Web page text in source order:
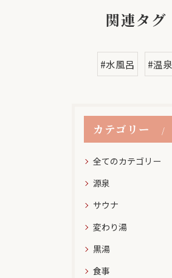
関連タグ
#水風呂 #温泉
カテゴリー
全てのカテゴリー
源泉
サウナ
変わり湯
黒湯
食事